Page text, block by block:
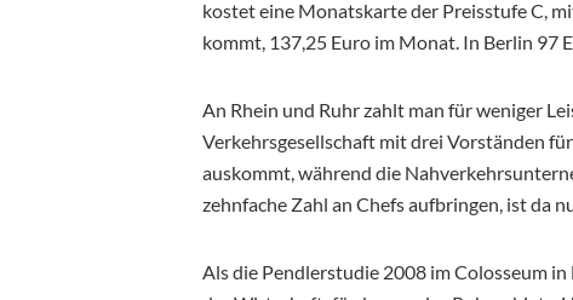
kostet eine Monatskarte der Preisstufe C,
kommt, 137,25 Euro im Monat. In Berlin 97
An Rhein und Ruhr zahlt man für weniger
Verkehrsgesellschaft mit drei Vorständen
auskommt, während die
zehnfache Zahl an Chefs aufbringen, ist da
Als die Pendlerstudie 2008 im Colosseum